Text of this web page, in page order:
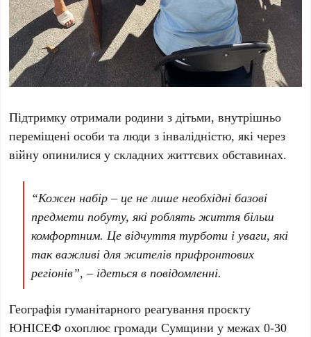
Підтримку отримали родини з дітьми, внутрішньо
переміщені особи та люди з інвалідністю, які через
війну опинилися у складних життєвих обставинах.
“Кожен набір – це не лише необхідні базові
предмети побуту, які роблять життя більш
комфортним. Це відчуття турботи і уваги, які
так важливі для жителів прифронтових
регіонів”, – ідеться в повідомленні.
Географія гуманітарного реагування проєкту
ЮНІСЕФ охоплює громади Сумщини у межах 0-30